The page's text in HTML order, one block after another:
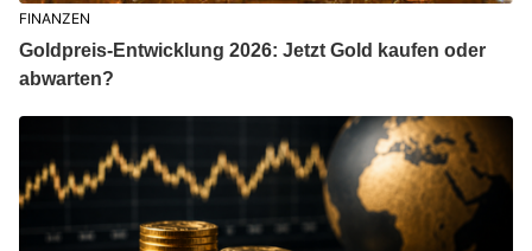
FINANZEN
Goldpreis-Entwicklung 2026: Jetzt Gold kaufen oder
abwarten?